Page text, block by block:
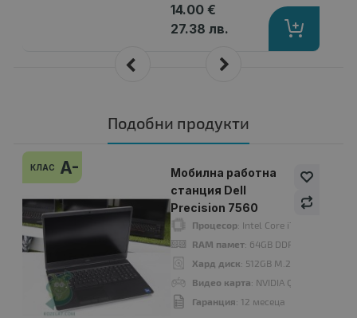
14.00 €
27.38 лв.
Подобни продукти
КЛАС A-
Мобилна работна
станция Dell
Precision 7560
Процесор: Intel Core i7, 11850H up
RAM памет: 64GB DDR4
Хард диск: 512GB M.2 NVMe SSD
Видео карта: NVIDIA Quadro RTX
Гаранция: 12 месеца